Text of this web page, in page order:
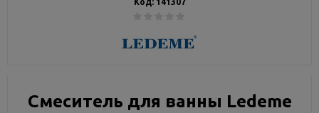
Код: 141307
Смеситель для ванны Ledeme